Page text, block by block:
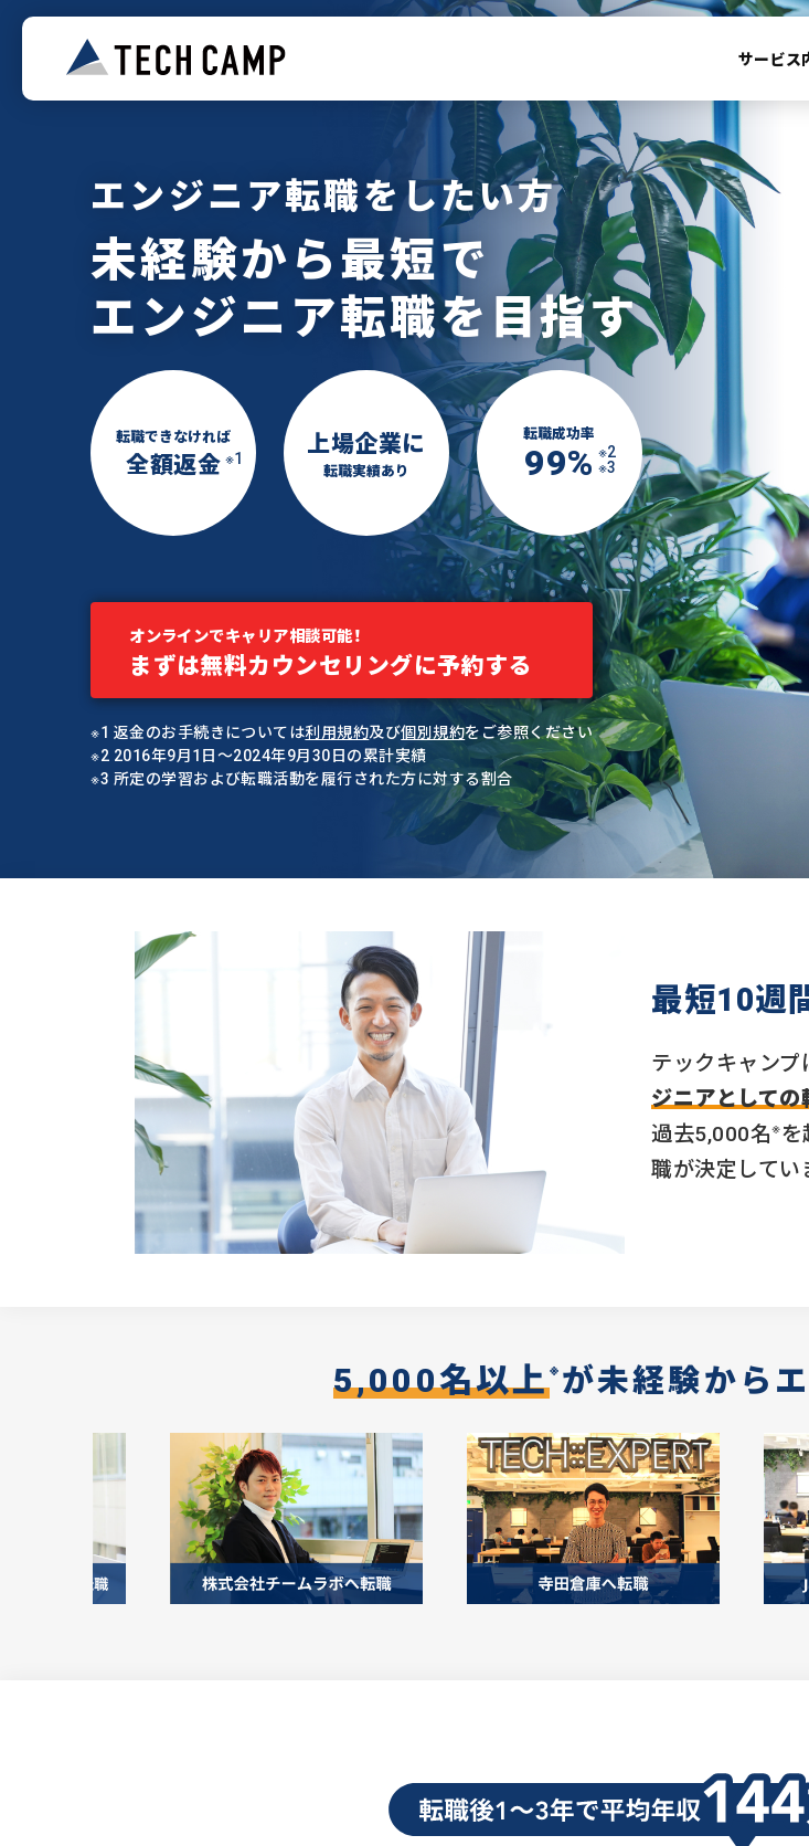
サービス
エンジニア転職をしたい方
未経験から最短で
エンジニア転職を目指す
転職できなければ
全額返金 ※1 上場企業に
転職実績あり
転職成功率
99% ※2
※3
オンラインでキャリア相談可能！
まずは無料カウンセリングに予約する
※1 返金のお手続きについては利用規約及び個別規約をご参照ください
※2 2016年9月1日〜2024年9月30日の累計実績
※3 所定の学習および転職活動を履行された方に対する割合
最短10週
テックキャンプ
ジニアとしての
過去5,000名※
職が決定してい
5,000名以上※ が未経験から